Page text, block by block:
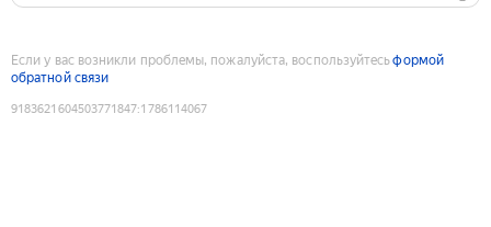
Если у вас возникли проблемы, пожалуйста, воспользуйтесьформой
обратной связи
9183621604503771847:1786114067